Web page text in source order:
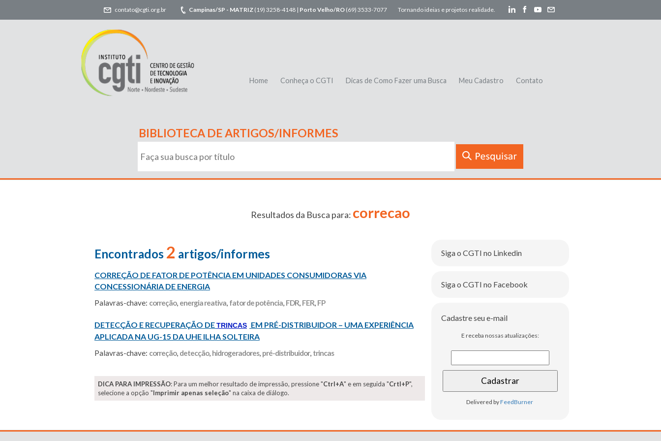
contato@cgti.org.br Campinas/SP - MATRIZ (19) 3258-4148 | Porto Velho/RO (69) 3533-7077 Tornando ideias e projetos realidade.
Home Conheça o CGTI Dicas de Como Fazer uma Busca Meu Cadastro Contato
BIBLIOTECA DE ARTIGOS/INFORMES
Resultados da Busca para: correcao
Encontrados 2 artigos/informes
CORREÇÃO DE FATOR DE POTÊNCIA EM UNIDADES CONSUMIDORAS VIA
CONCESSIONÁRIA DE ENERGIA
Palavras-chave: correção, energia reativa, fator de potência, FDR, FER, FP
DETECÇÃO E RECUPERAÇÃO DETRINCAS EM PRÉ-DISTRIBUIDOR – UMA EXPERIÊNCIA
APLICADA NA UG-15 DA UHE ILHA SOLTEIRA
Palavras-chave: correção, detecção, hidrogeradores, pré-distribuidor, trincas
DICA PARA IMPRESSÃO: Para um melhor resultado de impressão, pressione "Ctrl+A" e em seguida "Crtl+P",
selecione a opção "Imprimir apenas seleção" na caixa de diálogo.
Siga o CGTI no Linkedin
Siga o CGTI no Facebook
Cadastre seu e-mail
E receba nossas atualizações:
Delivered byFeedBurner